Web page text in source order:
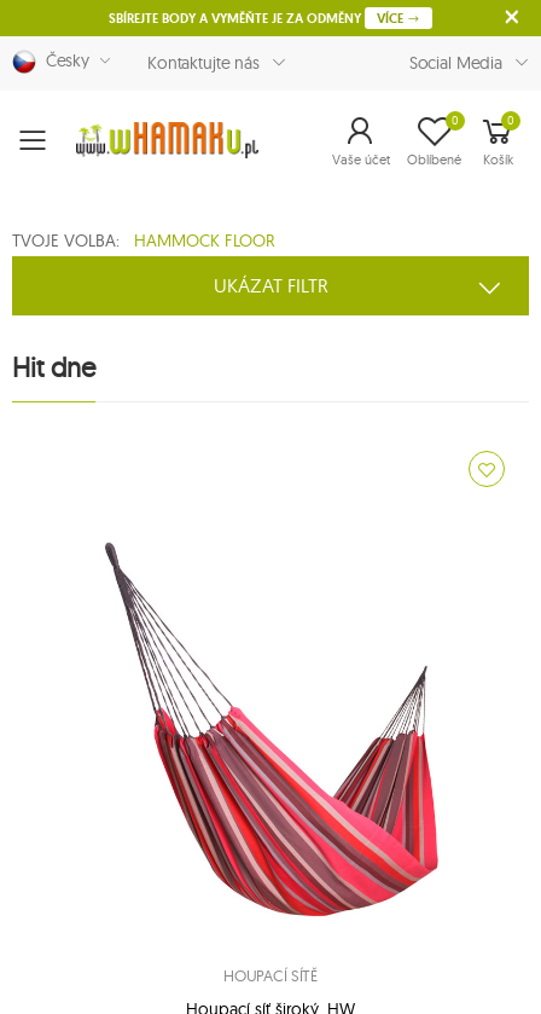
SBÍREJTE BODY A VYMĚŇTE JE ZA ODMĚNY VÍCE
Česky Kontaktujte nás Social Media
Menu Vaše účet Oblíbené
0 0
Košík
TVOJE VOLBA: HAMMOCK FLOOR
UKÁZAT FILTR
Hit dne
HOUPACÍ SÍTĚ
Houpací síť široký, HW